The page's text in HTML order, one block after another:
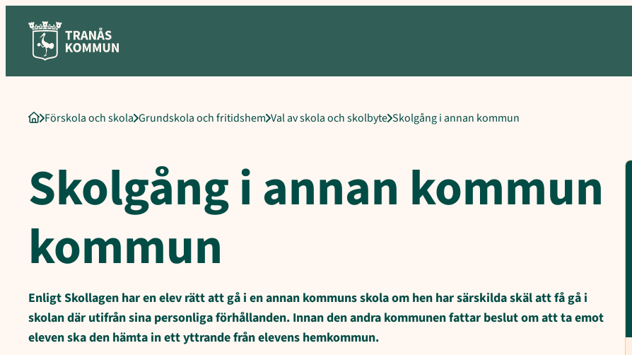
innehåll
Startsida
Förskola och skola Grundskola och fritidshem Val av skola och skolbyte Skolgång i annan kommun
Skolgång i annan kommun
kommun
Enligt Skollagen har en elev rätt att gå i en annan kommuns skola om hen har särskilda skäl att få gå i
skolan där utifrån sina personliga förhållanden. Innan den andra kommunen fattar beslut om att ta emot
eleven ska den hämta in ett yttrande från elevens hemkommun.